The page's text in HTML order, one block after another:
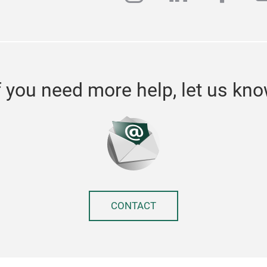
you need more help, let us
CONTACT